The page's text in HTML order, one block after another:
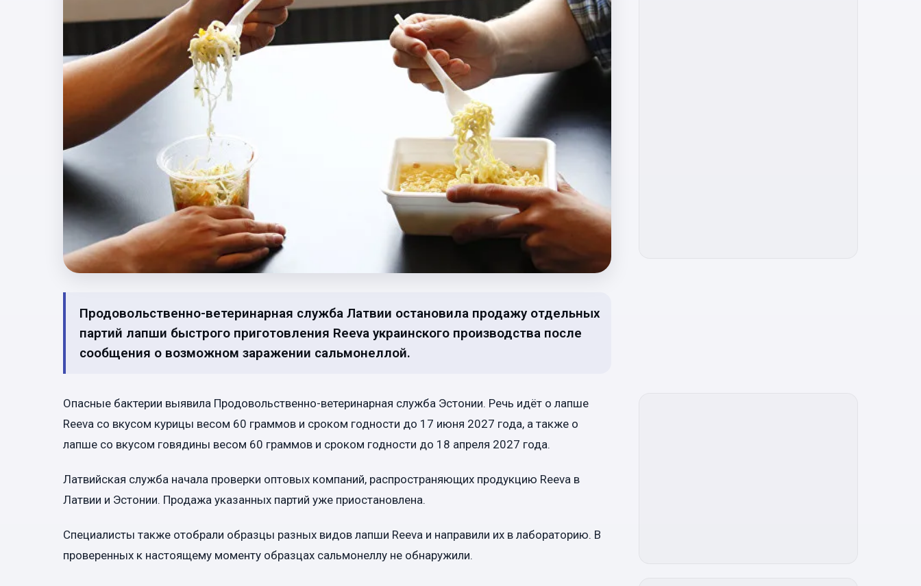
Продовольственно-ветеринарная служба Латвии остановила продажу отдельных
партий лапши быстрого приготовления Reeva украинского производства после
сообщения о возможном заражении сальмонеллой.
Опасные бактерии выявила Продовольственно-ветеринарная служба Эстонии. Речь идёт о лапше
Reeva со вкусом курицы весом 60 граммов и сроком годности до 17 июня 2027 года, а также о
лапше со вкусом говядины весом 60 граммов и сроком годности до 18 апреля 2027 года.
Латвийская служба начала проверки оптовых компаний, распространяющих продукцию Reeva в
Латвии и Эстонии. Продажа указанных партий уже приостановлена.
Специалисты также отобрали образцы разных видов лапши Reeva и направили их в лабораторию. В
проверенных к настоящему моменту образцах сальмонеллу не обнаружили.